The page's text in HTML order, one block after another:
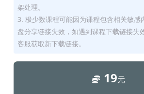
架处理。
3. 极少数课程可能因为课程包含相关敏感
盘分享链接失效，如遇到课程下载链接失
客服获取新下载链接。
19元